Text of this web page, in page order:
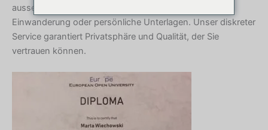
aussehendes Diplom - perfekt für Bewerbungen,
Einwanderung oder persönliche Unterlagen. Unser diskreter
Service garantiert Privatsphäre und Qualität, der Sie
vertrauen können.